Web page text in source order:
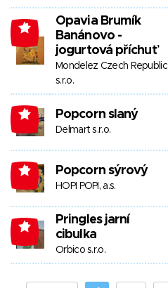
-4
Opavia Brumík
Banánovo -
jogurtová příchuť
Mondelez Czech Republic
s.r.o.
-4 Popcorn slaný
Delmart s.r.o.
-4 Popcorn sýrový
HOPI POPI, a.s.
-4
Pringles jarní
cibulka
Orbico s.r.o.